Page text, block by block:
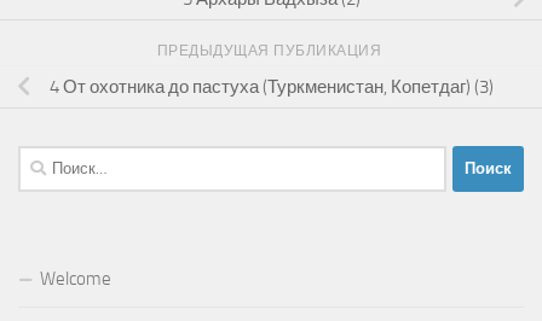
ПРЕДЫДУЩАЯ ПУБЛИКАЦИЯ
4 От охотника до пастуха (Туркменистан, Копетдаг) (3)
Найти:
Welcome